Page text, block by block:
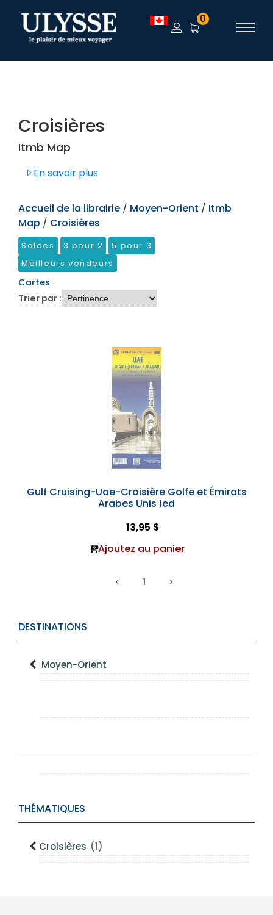
TEST 0
DESTINATIONS
Moyen-Orient
THÉMATIQUES
Croisières (1)
Croisières
Itmb Map
En savoir plus
Accueil de la librairie / Moyen-Orient / Itmb
Map / Croisières
Soldes 3 pour 2
5 pour 3
Meilleurs vendeurs
Cartes
Trier par :
Gulf Cruising-Uae-Croisière Golfe et Émirats
Arabes Unis 1ed
13,95 $
Ajoutez au panier
1